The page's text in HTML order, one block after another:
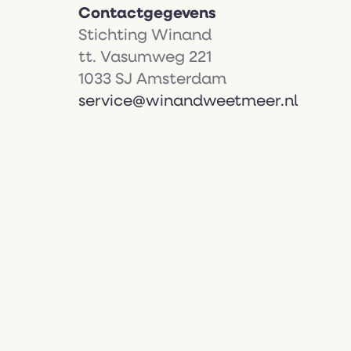
Contactgegevens
Stichting Winand
tt. Vasumweg 221
1033 SJ Amsterdam
service@winandweetmeer.nl